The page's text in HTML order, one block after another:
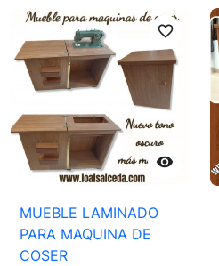

favorite_border
MUEBLE LAMINADO
PARA MAQUINA DE
COSER